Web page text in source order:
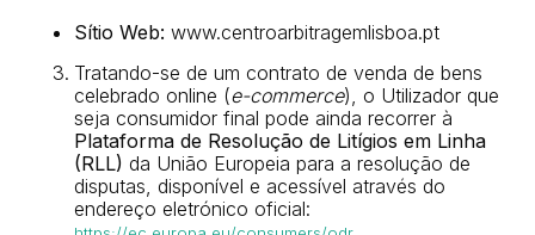
Sítio Web: www.centroarbitragemlisboa.pt
Tratando-se de um contrato de venda de bens
celebrado online (e-commerce), o Utilizador que
seja consumidor final pode ainda recorrer à
Plataforma de Resolução de Litígios em Linha
(RLL) da União Europeia para a resolução de
disputas, disponível e acessível através do
endereço eletrónico oficial: